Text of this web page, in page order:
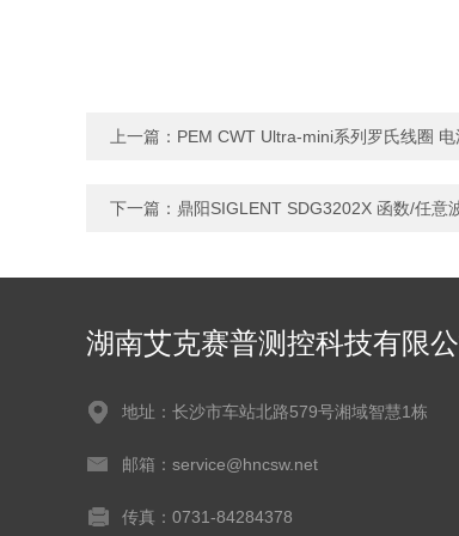
上一篇： PEM CWT Ultra-mini系列罗氏线圈
下一篇： 鼎阳SIGLENT SDG3202X 函数/任意
湖南艾克赛普测控科技有限
地址：长沙市车站北路579号湘域智慧1栋
邮箱：service@hncsw.net
传真：0731-84284378